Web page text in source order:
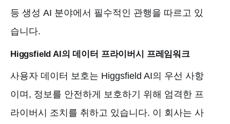
등 생성 AI 분야에서 필수적인 관행을 따르고 있
습니다.
Higgsfield AI의 데이터 프라이버시 프레임워크
사용자 데이터 보호는 Higgsfield AI의 우선 사항
이며, 정보를 안전하게 보호하기 위해 엄격한 프
라이버시 조치를 취하고 있습니다. 이 회사는 사